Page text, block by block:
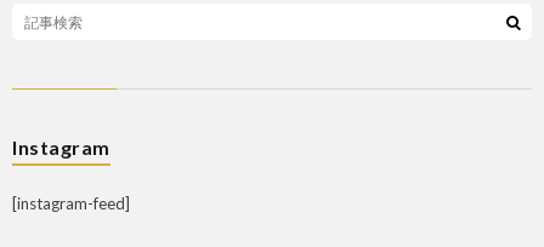
Instagram
[instagram-feed]